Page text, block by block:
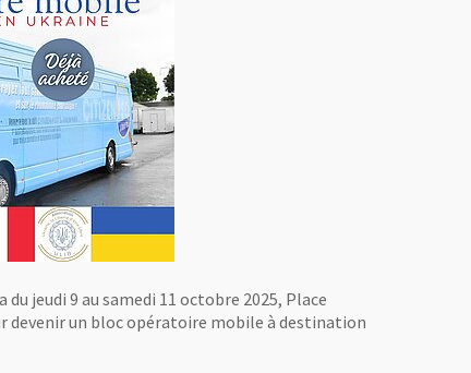
jeudi 9 au samedi 11 octobre 2025, Place
devenir un bloc opératoire mobile à destination